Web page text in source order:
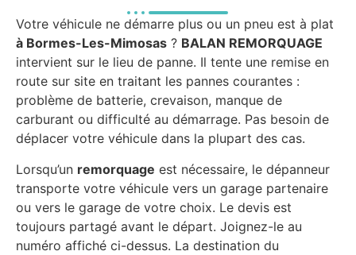
Votre véhicule ne démarre plus ou un pneu est à plat
à Bormes-Les-Mimosas ? BALAN REMORQUAGE
intervient sur le lieu de panne. Il tente une remise en
route sur site en traitant les pannes courantes :
problème de batterie, crevaison, manque de
carburant ou difficulté au démarrage. Pas besoin de
déplacer votre véhicule dans la plupart des cas.
Lorsqu’un remorquage est nécessaire, le dépanneur
transporte votre véhicule vers un garage partenaire
ou vers le garage de votre choix. Le devis est
toujours partagé avant le départ. Joignez-le au
numéro affiché ci-dessus. La destination du